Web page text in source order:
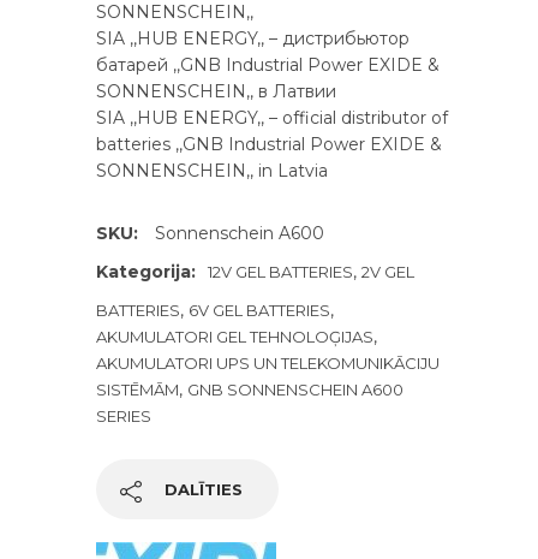
SONNENSCHEIN,,
SIA ,,HUB ENERGY,, – дистрибьютор
батарей ,,GNB Industrial Power EXIDE &
SONNENSCHEIN,, в Латвии
SIA ,,HUB ENERGY,, – official distributor of
batteries ,,GNB Industrial Power EXIDE &
SONNENSCHEIN,, in Latvia
SKU:
Sonnenschein A600
Kategorija:
12V GEL BATTERIES, 2V GEL
BATTERIES, 6V GEL BATTERIES,
AKUMULATORI GEL TEHNOLOĢIJAS,
AKUMULATORI UPS UN TELEKOMUNIKĀCIJU
SISTĒMĀM, GNB SONNENSCHEIN A600
SERIES
DALĪTIES